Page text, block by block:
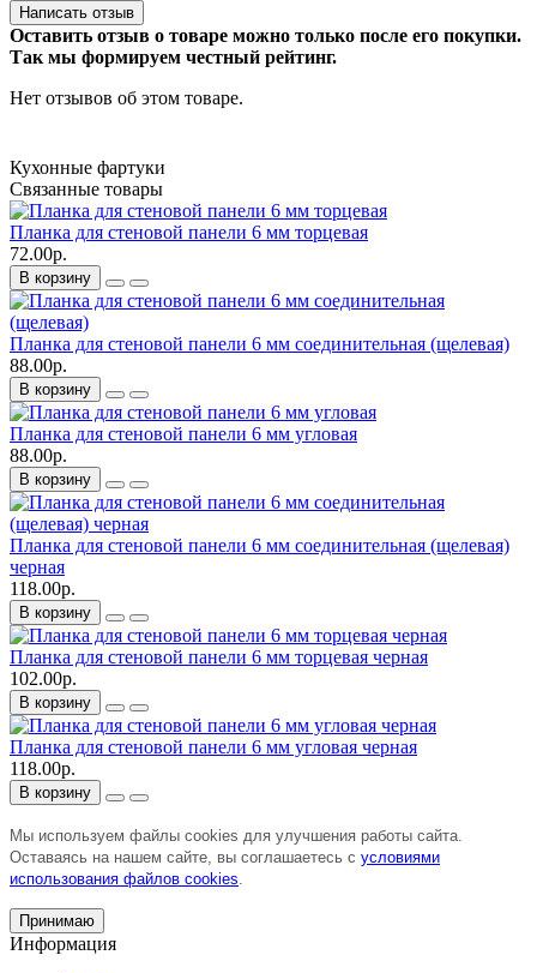
Написать отзыв
Оставить отзыв о товаре можно только после его покупки.
Так мы формируем честный рейтинг.
Нет отзывов об этом товаре.
Кухонные фартуки
Связанные товары
Планка для стеновой панели 6 мм торцевая
72.00р.
В корзину
Планка для стеновой панели 6 мм соединительная (щелевая)
88.00р.
В корзину
Планка для стеновой панели 6 мм угловая
88.00р.
В корзину
Планка для стеновой панели 6 мм соединительная (щелевая)
черная
118.00р.
В корзину
Планка для стеновой панели 6 мм торцевая черная
102.00р.
В корзину
Планка для стеновой панели 6 мм угловая черная
118.00р.
В корзину
Мы используем файлы cookies для улучшения работы сайта.
Оставаясь на нашем сайте, вы соглашаетесь с условиями
использования файлов cookies.
Принимаю
Информация